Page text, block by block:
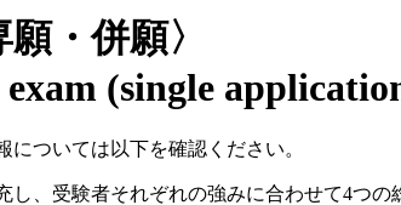
・併願〉
(single
ついては以下を確認ください。
し、受験者それぞれの強みに合わせて4つの